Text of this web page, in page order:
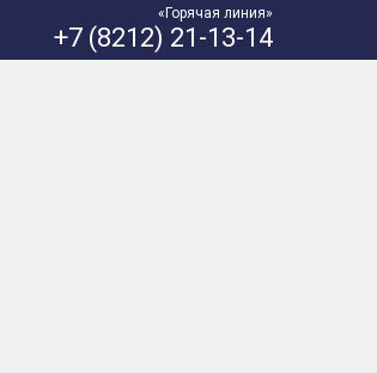
«Горячая линия»
+7 (8212) 21-13-14